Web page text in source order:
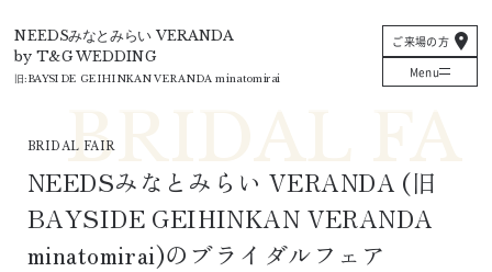
NEEDSみなとみらい VERANDA
by T&G WEDDING
旧:BAYSIDE GEIHINKAN VERANDA minatomirai
ご来場の方
Menu
BRIDAL FAIR
NEEDSみなとみらい VERANDA
BAYSIDE GEIHINKAN VERANDA
minatomirai)のブライダルフェア